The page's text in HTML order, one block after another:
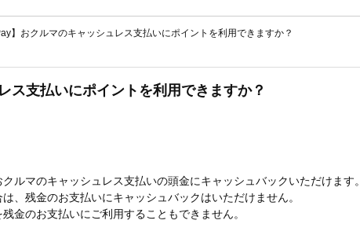
】おクルマのキャッシュレス支払いにポイントを利用できますか？
ス支払いにポイントを利用できますか？
ルマのキャッシュレス支払いの頭金にキャッシュバックいただけます。
、残金のお支払いにキャッシュバックはいただけません。
金のお支払いにご利用することもできません。